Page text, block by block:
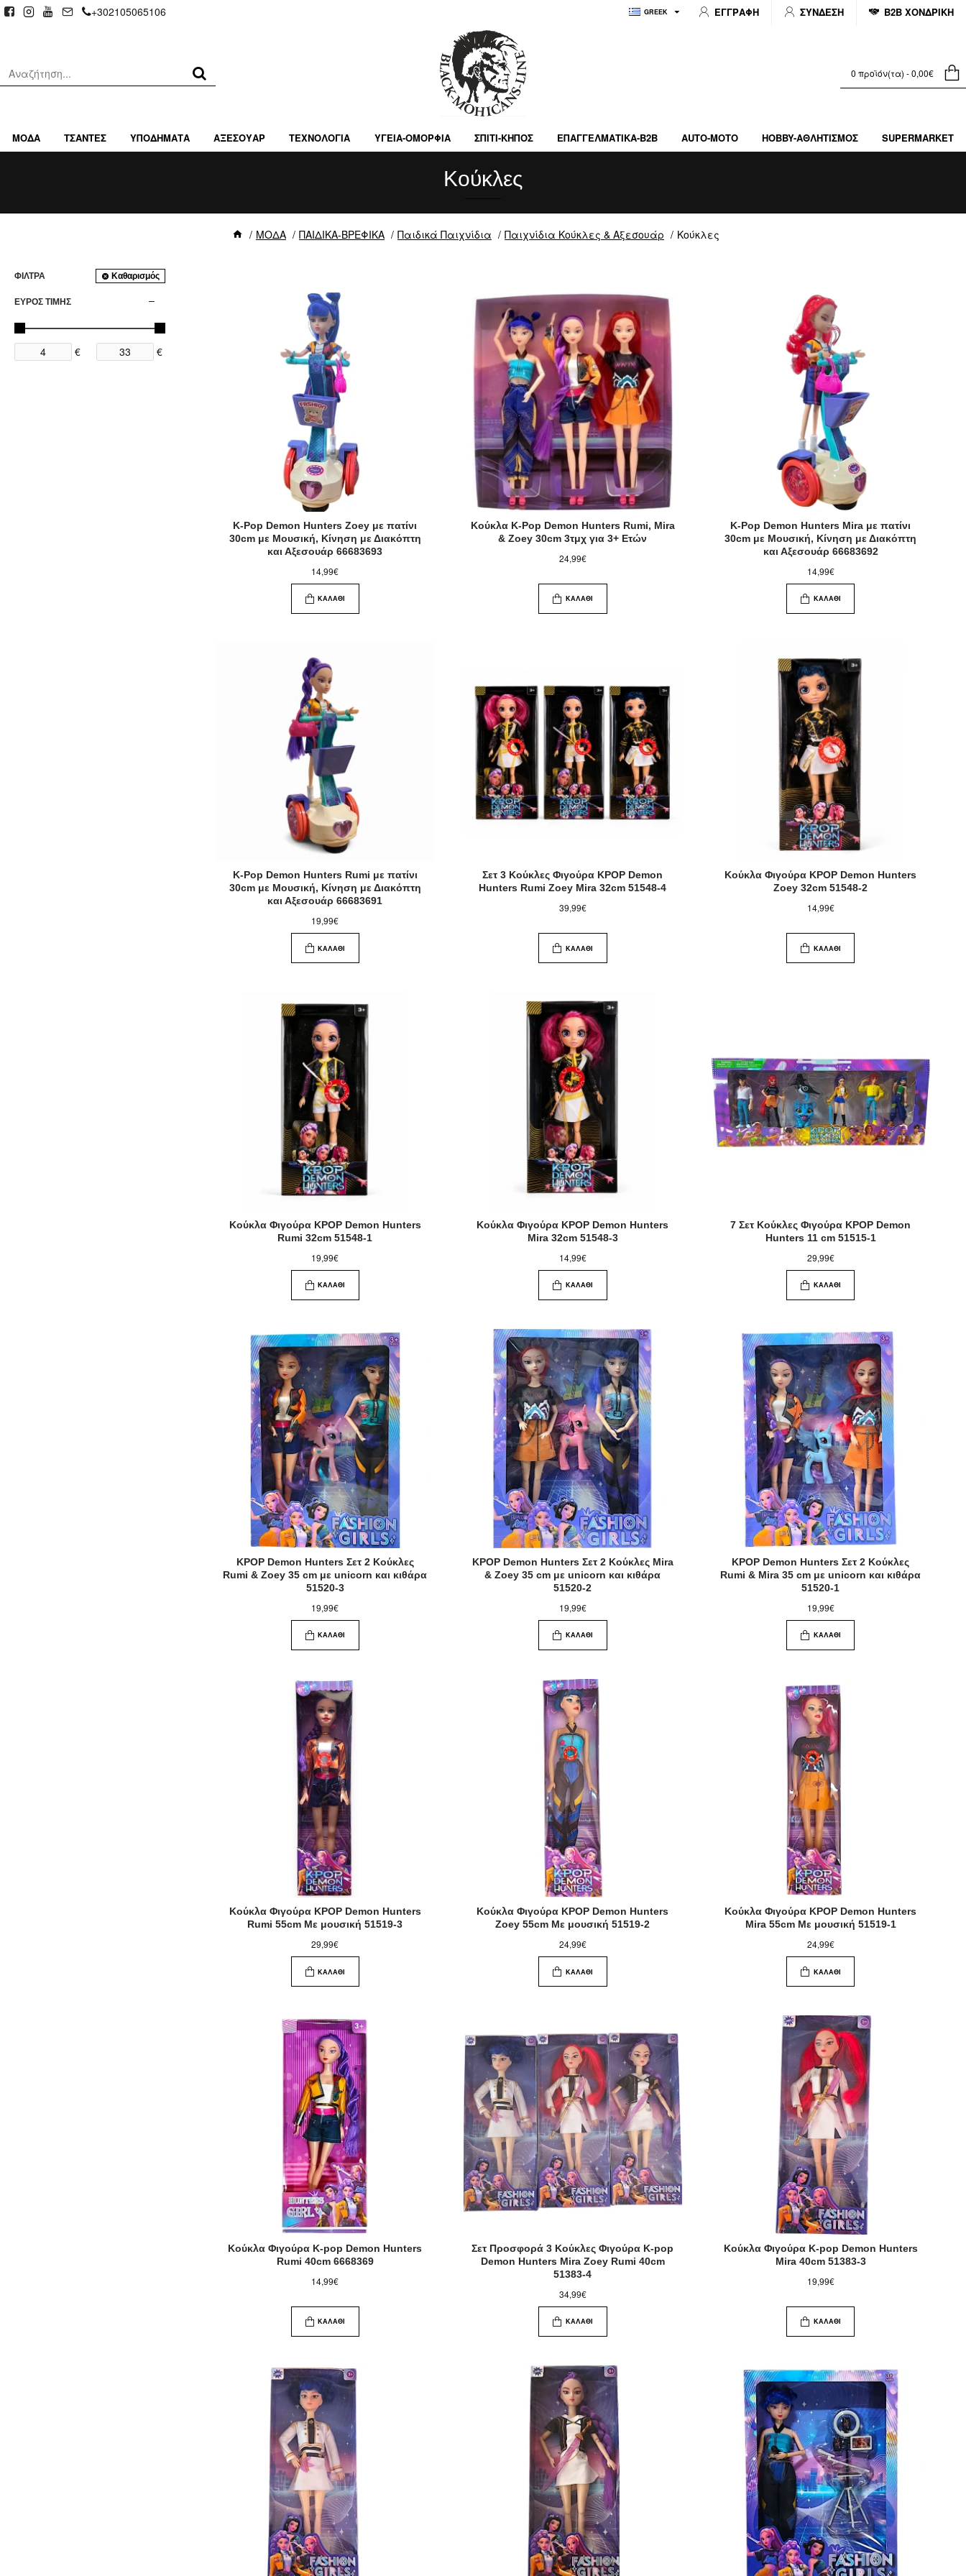
+302105065106 GREEK ΕΓΓΡΑΦΗ ΣΥΝΔΕΣΗ B2B ΧΟΝΔΡΙΚΗ
0 προϊόν(τα) - 0,00€
ΜΟΔΑ ΤΣΑΝΤΕΣ ΥΠΟΔΗΜΑΤΑ ΑΞΕΣΟΥΑΡ ΤΕΧΝΟΛΟΓΙΑ ΥΓΕΙΑ-ΟΜΟΡΦΙΑ ΣΠΙΤΙ-ΚΗΠΟΣ ΕΠΑΓΓΕΛΜΑΤΙΚA-B2B AUTO-MOTO HOBBY-ΑΘΛΗΤΙΣΜΌΣ SUPERMARKET
ΜΟΔΑ ΠΑΙΔΙΚΑ-ΒΡΕΦΙΚΑ Παιδικά Παιχνίδια Παιχνίδια Κούκλες & Αξεσουάρ Κούκλες
Κούκλες
ΦΊΛΤΡΑ Καθαρισμός
ΕΥΡΟΣ ΤΙΜΗΣ
€ €
K-Pop Demon Hunters Zoey με πατίνι
30cm με Μουσική, Κίνηση με Διακόπτη
και Αξεσουάρ 66683693
14,99€
ΚΑΛΆΘΙ
Κούκλα K-Pop Demon Hunters Rumi, Mira
& Zoey 30cm 3τμχ για 3+ Ετών
24,99€
ΚΑΛΆΘΙ
K-Pop Demon Hunters Mira με πατίνι
30cm με Μουσική, Κίνηση με Διακόπτη
και Αξεσουάρ 66683692
14,99€
ΚΑΛΆΘΙ
K-Pop Demon Hunters Rumi με πατίνι
30cm με Μουσική, Κίνηση με Διακόπτη
και Αξεσουάρ 66683691
19,99€
ΚΑΛΆΘΙ
Σετ 3 Κούκλες Φιγούρα KPOP Demon
Hunters Rumi Zoey Mira 32cm 51548-4
39,99€
ΚΑΛΆΘΙ
Κούκλα Φιγούρα KPOP Demon Hunters
Zoey 32cm 51548-2
14,99€
ΚΑΛΆΘΙ
Κούκλα Φιγούρα KPOP Demon Hunters
Rumi 32cm 51548-1
19,99€
ΚΑΛΆΘΙ
Κούκλα Φιγούρα KPOP Demon Hunters
Mira 32cm 51548-3
14,99€
ΚΑΛΆΘΙ
7 Σετ Κούκλες Φιγούρα KPOP Demon
Hunters 11 cm 51515-1
29,99€
ΚΑΛΆΘΙ
KPOP Demon Hunters Σετ 2 Κούκλες
Rumi & Ζoey 35 cm με unicorn και κιθάρα
51520-3
19,99€
ΚΑΛΆΘΙ
KPOP Demon Hunters Σετ 2 Κούκλες Mira
& Ζoey 35 cm με unicorn και κιθάρα
51520-2
19,99€
ΚΑΛΆΘΙ
KPOP Demon Hunters Σετ 2 Κούκλες
Rumi & Mira 35 cm με unicorn και κιθάρα
51520-1
19,99€
ΚΑΛΆΘΙ
Κούκλα Φιγούρα KPOP Demon Hunters
Rumi 55cm Με μουσική 51519-3
29,99€
ΚΑΛΆΘΙ
Κούκλα Φιγούρα KPOP Demon Hunters
Zoey 55cm Με μουσική 51519-2
24,99€
ΚΑΛΆΘΙ
Κούκλα Φιγούρα KPOP Demon Hunters
Mira 55cm Με μουσική 51519-1
24,99€
ΚΑΛΆΘΙ
Κούκλα Φιγούρα K-pop Demon Hunters
Rumi 40cm 6668369
14,99€
ΚΑΛΆΘΙ
Σετ Προσφορά 3 Κούκλες Φιγούρα K-pop
Demon Hunters Mira Zoey Rumi 40cm
51383-4
34,99€
ΚΑΛΆΘΙ
Κούκλα Φιγούρα K-pop Demon Hunters
Mira 40cm 51383-3
19,99€
ΚΑΛΆΘΙ